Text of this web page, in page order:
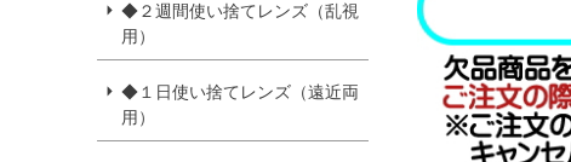
◆２週間使い捨てレンズ（乱視
用）
◆１日使い捨てレンズ（遠近両
用）